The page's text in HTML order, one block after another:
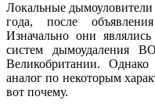
Локальные дымоуловители
го­да, после
Изначально они
систем дымоудаления
Великобритании.
аналог по некоторым
вот почему.